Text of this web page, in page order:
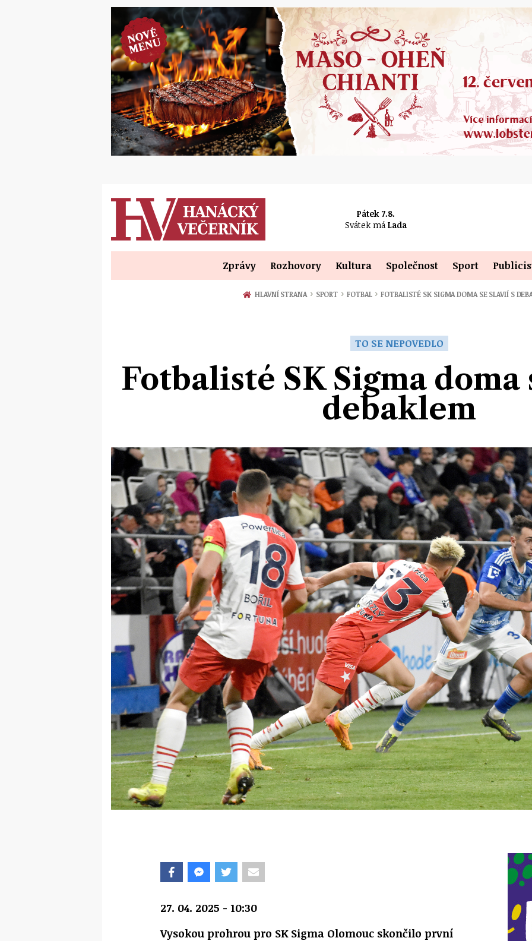
Pátek 7.8.
Svátek má Lada
Zprávy Rozhovory Kultura Společnost Sport
HLAVNÍ STRANA › SPORT › FOTBAL › FOTBALISTÉ SK SIGMA DOMA SE SLAVIÍ S
TO SE NEPOVEDLO
Fotbalisté SK Sigma doma
debaklem
27. 04. 2025 - 10:30
Vysokou prohrou pro SK Sigma Olomouc skončilo první